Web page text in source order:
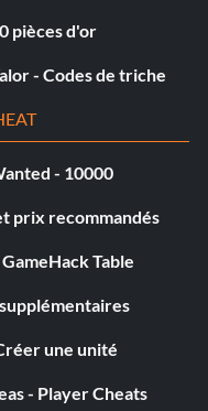
pièces d'or
- Codes de triche
- 10000
prix recommandés
Table
une unité
- Player Cheats